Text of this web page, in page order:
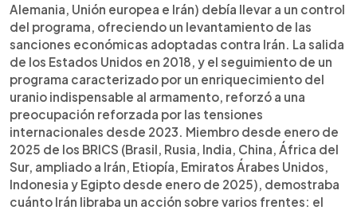
Alemania, Unión europea e Irán) debía llevar a un control
del programa, ofreciendo un levantamiento de las
sanciones económicas adoptadas contra Irán. La salida
de los Estados Unidos en 2018, y el seguimiento de un
programa caracterizado por un enriquecimiento del
uranio indispensable al armamento, reforzó a una
preocupación reforzada por las tensiones
internacionales desde 2023. Miembro desde enero de
2025 de los BRICS (Brasil, Rusia, India, China, África del
Sur, ampliado a Irán, Etiopía, Emiratos Árabes Unidos,
Indonesia y Egipto desde enero de 2025), demostraba
cuánto Irán libraba un acción sobre varios frentes: el